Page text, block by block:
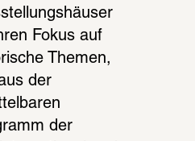
Fokus auf
Themen,
der
der